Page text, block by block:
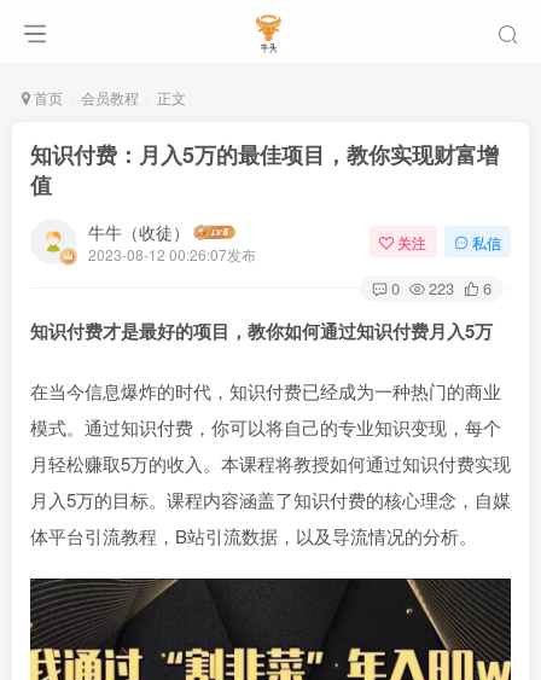
首页 会员教程 正文
知识付费：月入5万的最佳项目，教你实现财富增
值
牛牛（收徒）
2023-08-12 00:26:07发布
关注 私信
0 223 6
知识付费才是最好的项目，教你如何通过知识付费月入5万
在当今信息爆炸的时代，知识付费已经成为一种热门的商业
模式。通过知识付费，你可以将自己的专业知识变现，每个
月轻松赚取5万的收入。本课程将教授如何通过知识付费实现
月入5万的目标。课程内容涵盖了知识付费的核心理念，自媒
体平台引流教程，B站引流数据，以及导流情况的分析。